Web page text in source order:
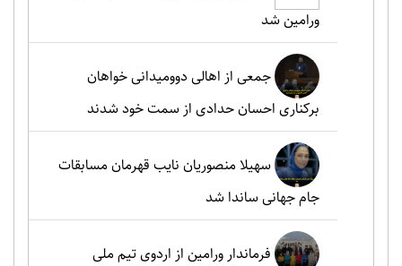
ورامین شد
جمعی از اهالی دوومیدانی خواهان
برکناری احسان حدادی از سمت خود شدند
سهیلا منصوریان نایب قهرمان مسابقات
جام جهانی ساندا شد
فرماندار ورامین از اردوی تیم ملی